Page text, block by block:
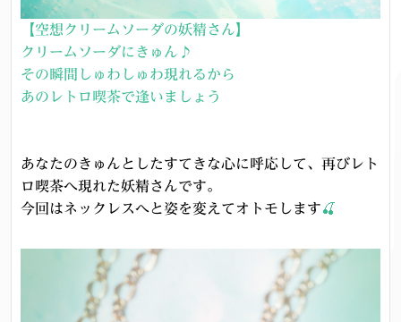
【空想クリームソーダの妖精さん】
クリームソーダにきゅん♪
その瞬間しゅわしゅわ現れるから
あのレトロ喫茶で逢いましょう
あなたのきゅんとしたすてきな心に呼応して、再びレト
ロ喫茶へ現れた妖精さんです。
今回はネックレスへと姿を変えてオトモします🍒